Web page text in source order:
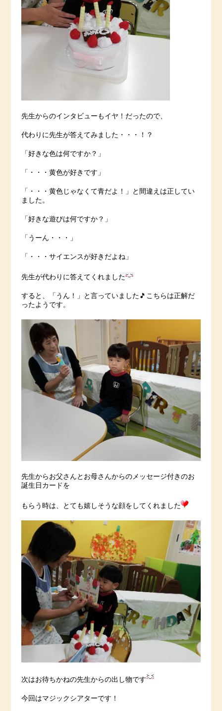
先生からのインタビューもイヤ！だったので、
代わりに先生が答えてみました・・・！？
「好きな色は何ですか？」
「・・・黄色が好きです」
「・・・黄色じゃなくて青だよ！」と間違えは正してい
ました。
「好きな遊びは何ですか？」
「うーん・・・」
「・・・サイエンスが好きだよね」
先生が代わりに答えてくれました
すると、「うん！」と言っていました🎵こちらは正解だ
ったようです。
先生からお父さんとお母さんからのメッセージ付きのお
誕生日カードを
もらう時は、とても嬉しそうな顔をしてくれました
次はお待ちかねの先生からの出し物です
今回はマジックシアターです！